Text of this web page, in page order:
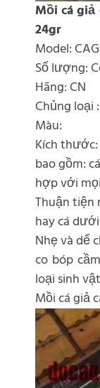
Mồi cá giả
24gr
Model:
Số lượng:
Hãng: CN
Chủng loại
Màu:
Kích thước:
bao gồm:
hợp với
Thuận tiện
hay cá
Nhẹ và dể
co bóp
loại sinh
Mồi cá giả